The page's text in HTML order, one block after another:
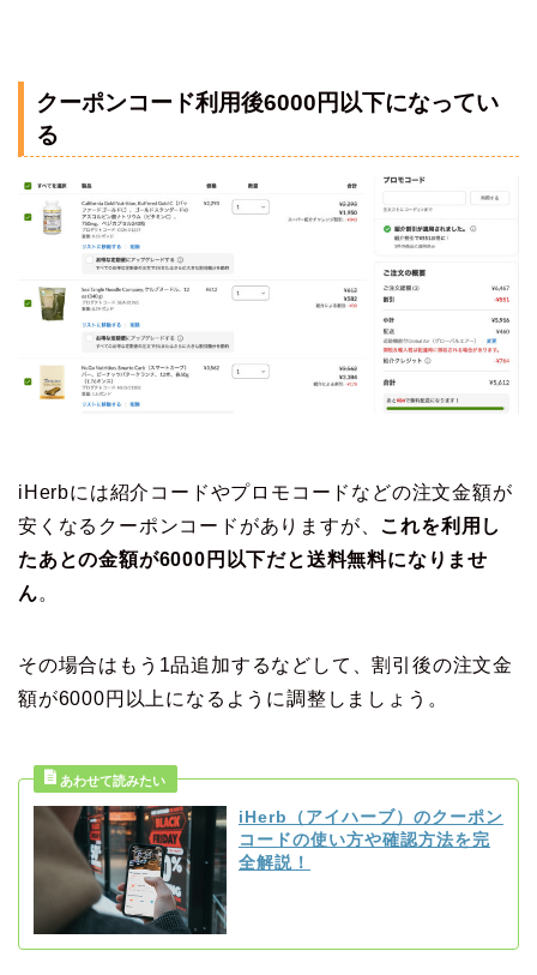
クーポンコード利用後6000円以下になってい
る
iHerbには紹介コードやプロモコードなどの注文金額が
安くなるクーポンコードがありますが、 これを利用し
たあとの金額が6000円以下だと送料無料になりませ
ん。
その場合はもう1品追加するなどして、割引後の注文金
額が6000円以上になるように調整しましょう。
iHerb（アイハーブ）のクーポン
コードの使い方や確認方法を完
全解説！